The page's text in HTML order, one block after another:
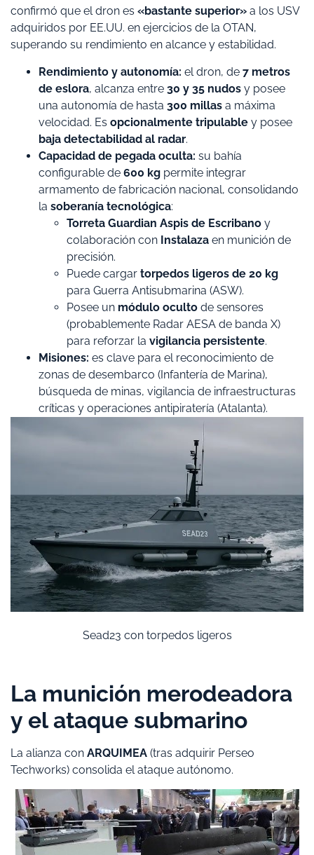
confirmó que el dron es «bastante superior» a los USV
adquiridos por EE.UU. en ejercicios de la OTAN,
superando su rendimiento en alcance y estabilidad.
Rendimiento y autonomía: el dron, de 7 metros
de eslora, alcanza entre 30 y 35 nudos y posee
una autonomía de hasta 300 millas a máxima
velocidad. Es opcionalmente tripulable y posee
baja detectabilidad al radar.
Capacidad de pegada oculta: su bahía
configurable de 600 kg permite integrar
armamento de fabricación nacional, consolidando
la soberanía tecnológica:
Torreta Guardian Aspis de Escribano y
colaboración con Instalaza en munición de
precisión.
​Puede cargar torpedos ligeros de 20 kg
para Guerra Antisubmarina (ASW).
​Posee un módulo oculto de sensores
(probablemente Radar AESA de banda X)
para reforzar la vigilancia persistente.
Misiones: es clave para el reconocimiento de
zonas de desembarco (Infantería de Marina),
búsqueda de minas, vigilancia de infraestructuras
críticas y operaciones antipiratería (Atalanta).
Sead23 con torpedos ligeros
​La munición merodeadora
y el ataque submarino
​La alianza con ARQUIMEA (tras adquirir Perseo
Techworks) consolida el ataque autónomo.